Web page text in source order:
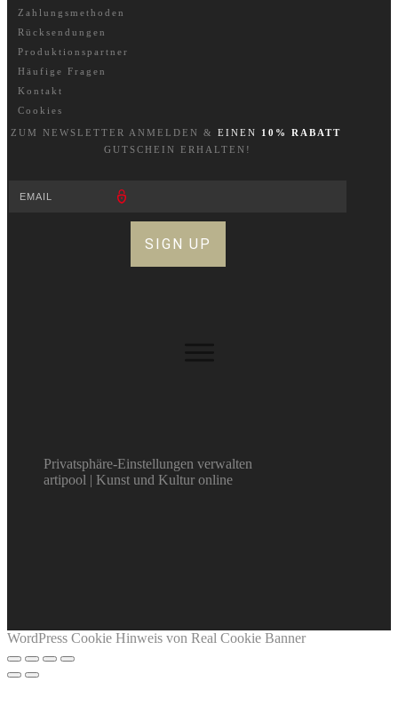
Zahlungsmethoden
Rücksendungen
Produktionspartner
Häufige Fragen
Kontakt
Cookies
ZUM NEWSLETTER A NM ELDEN & EINEN
10% RABATT
GUTSCHEIN ERHALTEN!
SIGN UP
Privatsphäre-Einstellungen verwalten
artipool | Kunst und Kultur online
WordPress Cookie Hinweis von Real Cookie Banner